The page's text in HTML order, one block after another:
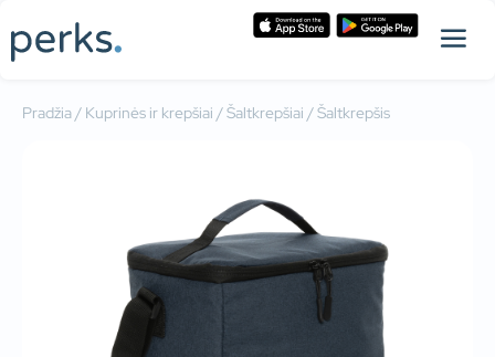
Pradžia/ Kuprinės ir krepšiai /Šaltkrepšiai / Šaltkrepšis